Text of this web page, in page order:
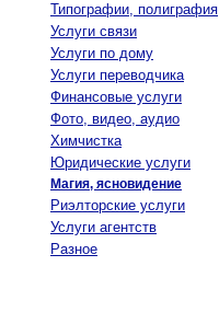
Типографии, полиграфия
Услуги связи
Услуги по дому
Услуги переводчика
Финансовые услуги
Фото, видео, аудио
Химчистка
Юридические услуги
Магия, ясновидение
Риэлторские услуги
Услуги агентств
Разное